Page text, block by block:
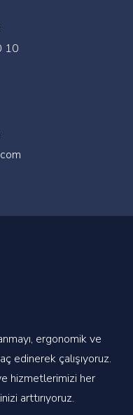
10
ergonomik ve
edinerek çalışıyoruz.
hizmetlerimizi her
arttırıyoruz.